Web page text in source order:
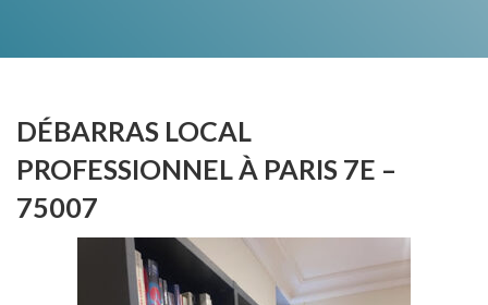
DÉBARRAS LOCAL
PROFESSIONNEL À PARIS 7E –
75007